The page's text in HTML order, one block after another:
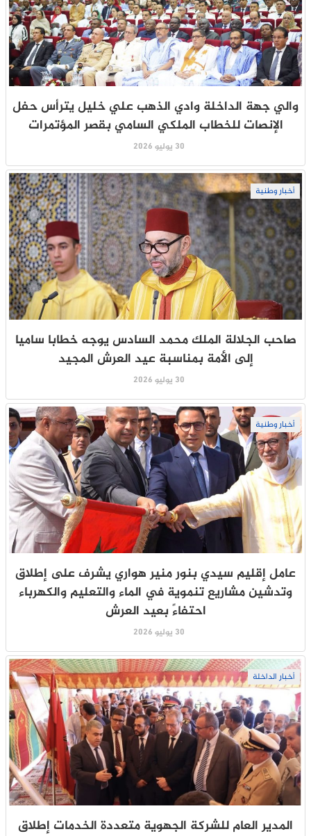
والي جهة الداخلة وادي الذهب علي خليل يترأس حفل
الإنصات للخطاب الملكي السامي بقصر المؤتمرات
30 يوليو 2026
أخبار وطنية
صاحب الجلالة الملك محمد السادس يوجه خطابا ساميا
إلى الأمة بمناسبة عيد العرش المجيد
30 يوليو 2026
أخبار وطنية
عامل إقليم سيدي بنور منير هواري يشرف على إطلاق
وتدشين مشاريع تنموية في الماء والتعليم والكهرباء
احتفاءً بعيد العرش
30 يوليو 2026
أخبار الداخلة
المدير العام للشركة الجهوية متعددة الخدمات إطلاق